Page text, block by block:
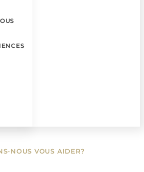
NOUS VOUS AIDER?